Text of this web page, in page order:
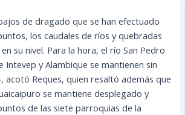
de dragado que se han efectuado
loscaudales de ríos y quebradas
su nivel. Para la hora, el río San Pedro
Intevep y Alambique se mantienen sin
acotó Reques, quien resaltó además que
se mantiene desplegado y
de las siete parroquias de la